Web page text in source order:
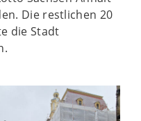
Die restlichen 20
die Stadt